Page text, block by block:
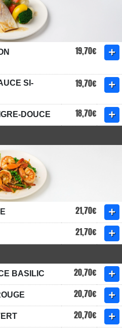
19,70€
SI-
19,70€
DOUCE 18,70€
21,70€
21,70€
BASILIC 20,70€
20,70€
20,70€